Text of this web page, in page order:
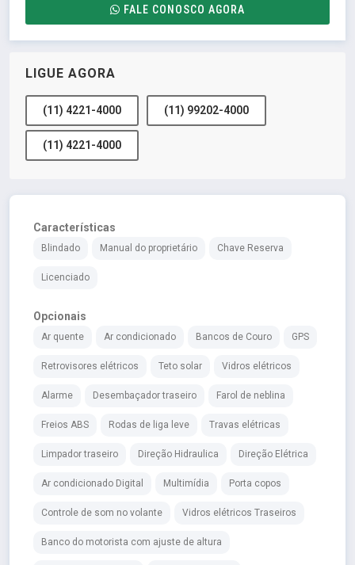
FALE CONOSCO AGORA
LIGUE AGORA
(11) 4221-4000 (11) 99202-4000
(11) 4221-4000
Características
Blindado Manual do proprietário Chave Reserva
Licenciado
Opcionais
Ar quente Ar condicionado Bancos de Couro GPS
Retrovisores elétricos Teto solar Vidros elétricos
Alarme Desembaçador traseiro Farol de neblina
Freios ABS Rodas de liga leve Travas elétricas
Limpador traseiro Direção Hidraulica Direção Elétrica
Ar condicionado Digital Multimídia Porta copos
Controle de som no volante Vidros elétricos Traseiros
Banco do motorista com ajuste de altura